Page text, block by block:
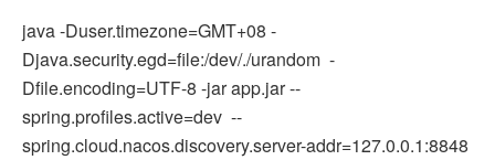
java -Duser.timezone=GMT+08 -
Djava.security.egd=file:/dev/./urandom -
Dfile.encoding=UTF-8 -jar app.jar --
spring.profiles.active=dev --
spring.cloud.nacos.discovery.server-addr=127.0.0.1:8848